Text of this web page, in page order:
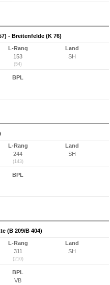
- Breitenfelde (K 76)
L-Rang
153
(54)
Land
SH
BPL
L-Rang
244
(143)
Land
SH
BPL
(B 209/B 404)
L-Rang
311
(210)
Land
SH
BPL
VB